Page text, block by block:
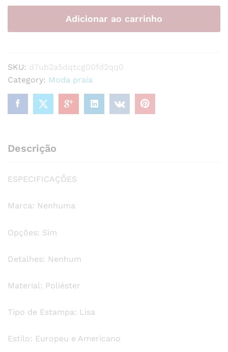
cor
lisa,
europeu,
tecido
quantity
Adicionar ao carrinho
SKU: d7ub2a5dqtcg00fd2qq0
Category: Moda praia
Descrição
ESPECIFICAÇÕES
Marca: Nenhuma
Opções: Sim
Detalhes: Nenhum
Material: Poliéster
Tipo de Estampa: Lisa
Estilo: Europeu e Americano